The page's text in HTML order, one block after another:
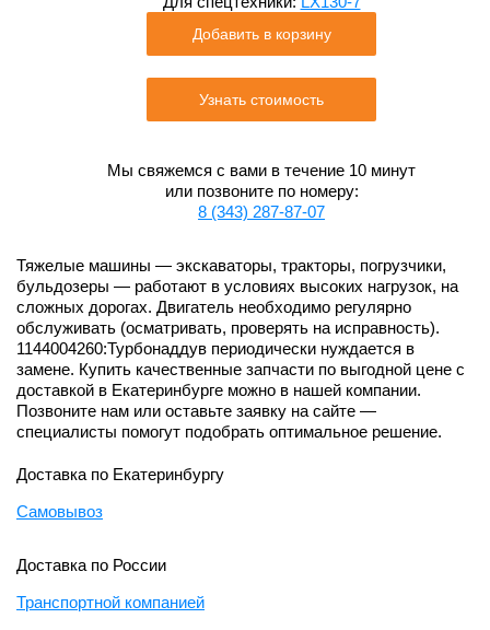
Добавить в корзину
Узнать стоимость
Мы свяжемся с вами в течение 10 минут
или позвоните по номеру:
8 (343) 287-87-07
Тяжелые машины — экскаваторы, тракторы, погрузчики,
бульдозеры — работают в условиях высоких нагрузок, на
сложных дорогах. Двигатель необходимо регулярно
обслуживать (осматривать, проверять на исправность).
1144004260:Турбонаддув периодически нуждается в
замене. Купить качественные запчасти по выгодной цене с
доставкой в Екатеринбурге можно в нашей компании.
Позвоните нам или оставьте заявку на сайте —
специалисты помогут подобрать оптимальное решение.
Доставка по Екатеринбургу
Самовывоз
Доставка по России
Транспортной компанией